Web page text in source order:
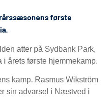
første
atter på Sydbank Park,
i årets første hjemmekamp.
kamp. Rasmus Wikström
sin advarsel i Næstved i